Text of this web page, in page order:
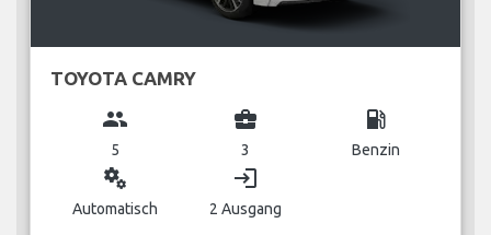
TOYOTA CAMRY
group
5
business_center
3
local_gas_station
Benzin
miscellaneous_services
Automatisch
login
2 Ausgang